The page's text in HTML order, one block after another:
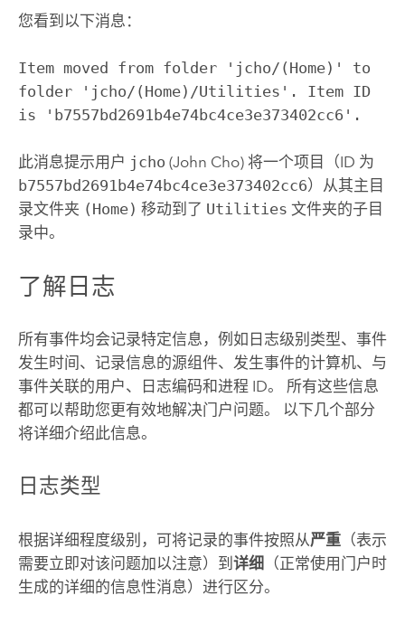
您看到以下消息：
Item moved from folder 'jcho/(Home)' to
folder 'jcho/(Home)/Utilities'. Item ID
is 'b7557bd2691b4e74bc4ce3e373402cc6'.
此消息提示用户 jcho (John Cho) 将一个项目（ID 为
b7557bd2691b4e74bc4ce3e373402cc6）从其主目
录文件夹 (Home) 移动到了 Utilities 文件夹的子目
录中。
了解日志
所有事件均会记录特定信息，例如日志级别类型、事件
发生时间、记录信息的源组件、发生事件的计算机、与
事件关联的用户、日志编码和进程 ID。 所有这些信息
都可以帮助您更有效地解决门户问题。 以下几个部分
将详细介绍此信息。
日志类型
根据详细程度级别，可将记录的事件按照从严重（表示
需要立即对该问题加以注意）到 详细 （正常使用门户时
生成的详细的信息性消息）进行区分。